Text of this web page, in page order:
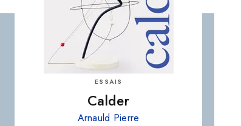
ESSAIS
Calder
Arnauld Pierre